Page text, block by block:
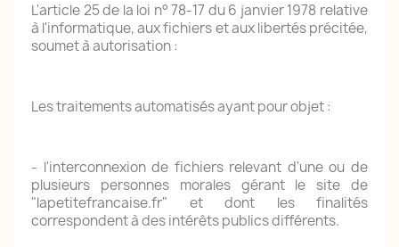
L'article 25 de la loi n° 78-17 du 6 janvier 1978 relative
à l'informatique, aux fichiers et aux libertés précitée,
soumet à autorisation :
Les traitements automatisés ayant pour objet :
- l'interconnexion de fichiers relevant d'une ou de
plusieurs personnes morales gérant le site de
"lapetitefrancaise.fr" et dont les finalités
correspondent à des intérêts publics différents.